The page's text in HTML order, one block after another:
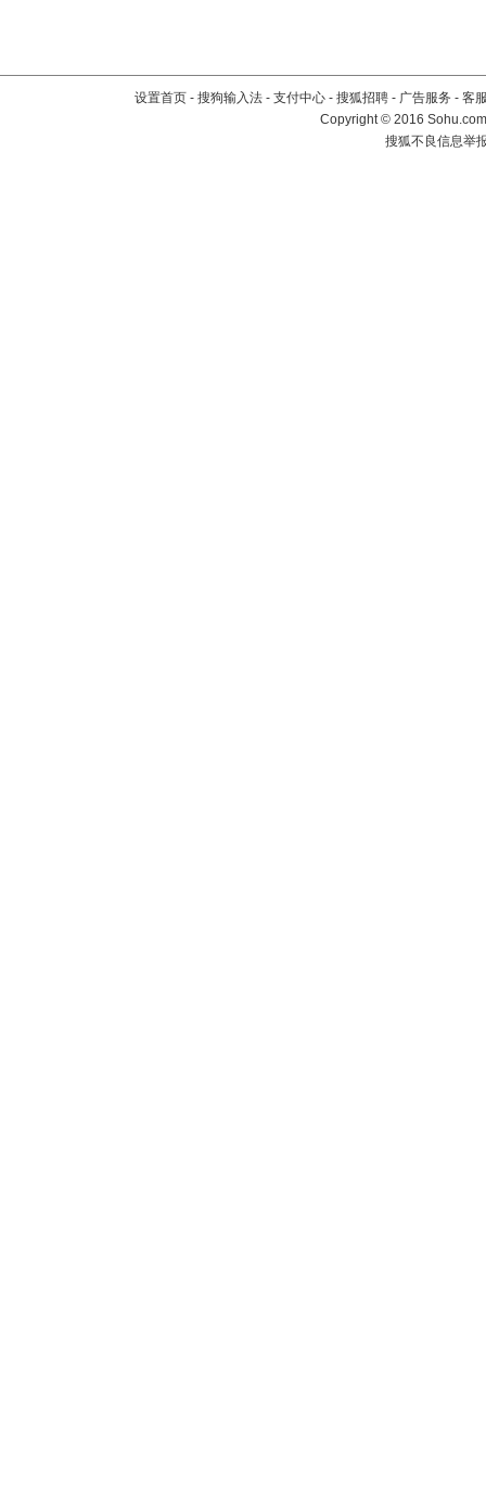
设置首页 - 搜狗输入法 - 支付中心 - 搜狐招聘 - 广告服务 - 客
Copyright©2016
搜狐不良信息举